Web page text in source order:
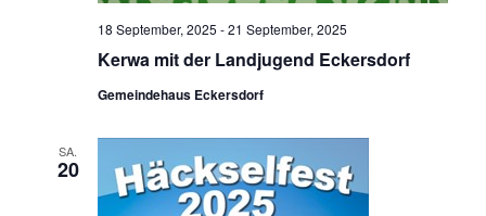
Kerwa mit der Landjugend Eckersdorf
18 September, 2025 -21 September, 2025
Gemeindehaus Eckersdorf
SA.
20